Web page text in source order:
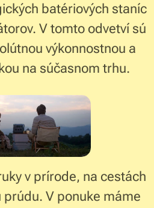
batériových staníc
V tomto odvetví sú
výkonnostnou a
na súčasnom trhu.
v prírode, na cestách
V ponuke máme